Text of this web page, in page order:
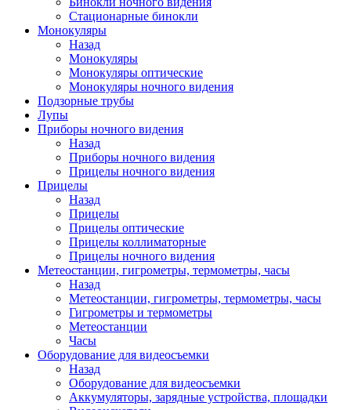
Стационарные бинокли
Монокуляры
Назад
Монокуляры
Монокуляры оптические
Монокуляры ночного видения
Подзорные трубы
Лупы
Приборы ночного видения
Назад
Приборы ночного видения
Прицелы ночного видения
Прицелы
Назад
Прицелы
Прицелы оптические
Прицелы коллиматорные
Прицелы ночного видения
Метеостанции, гигрометры, термометры, часы
Назад
Метеостанции, гигрометры, термометры, часы
Гигрометры и термометры
Метеостанции
Часы
Оборудование для видеосъемки
Назад
Оборудование для видеосъемки
Аккумуляторы, зарядные устройства, площадки